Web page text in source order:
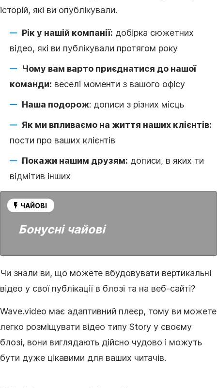
історій, які ви опублікували.
Рік у нашій компанії: добірка сюжетних
відео, які ви публікували протягом року
Чому вам варто приєднатися до нашої
команди: веселі моменти з вашого офісу
Наша подорож: дописи з різних місць
Як ми впливаємо на життя наших клієнтів:
пости про ваших клієнтів
Покажи нашим друзям: дописи, в яких ти
відмітив інших
ЧАЙОВІ
Бонусні чайові
Чи знали ви, що можете вбудовувати вертикальні
відео у свої публікації в блозі та на веб-сайті?
Wave.video має адаптивний плеєр, тому ви можете
легко розміщувати відео типу Story у своєму
блозі, вони виглядають дійсно чудово і можуть
бути дуже цікавими для ваших читачів.